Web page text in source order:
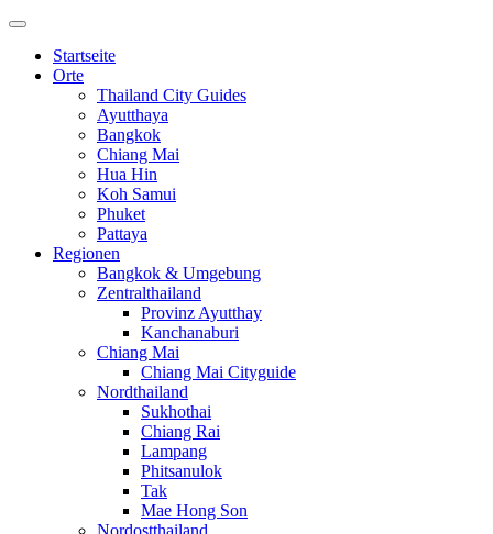
Startseite
Orte
Thailand City Guides
Ayutthaya
Bangkok
Chiang Mai
Hua Hin
Koh Samui
Phuket
Pattaya
Regionen
Bangkok & Umgebung
Zentralthailand
Provinz Ayutthay
Kanchanaburi
Chiang Mai
Chiang Mai Cityguide
Nordthailand
Sukhothai
Chiang Rai
Lampang
Phitsanulok
Tak
Mae Hong Son
Nordostthailand